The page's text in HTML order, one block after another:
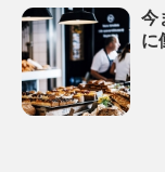
今
に